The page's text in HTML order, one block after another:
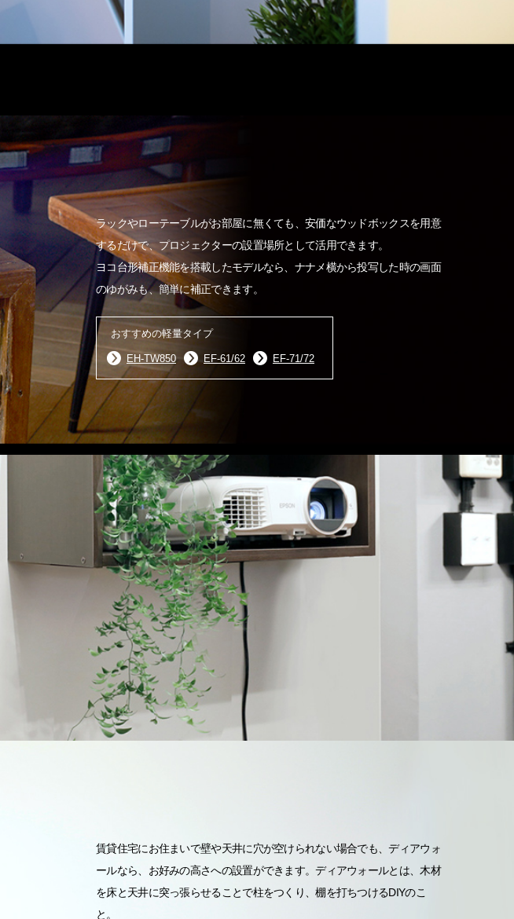
ラックやローテーブルがお部屋に無くても、安価なウッドボックスを用意
するだけで、プロジェクターの設置場所として活用できます。
ヨコ台形補正機能を搭載したモデルなら、ナナメ横から投写した時の画面
のゆがみも、簡単に補正できます。
おすすめの軽量タイプ
EH-TW850 EF-61/62 EF-71/72
賃貸住宅にお住まいで壁や天井に穴が空けられない場合でも、ディアウォ
ールなら、お好みの高さへの設置ができます。ディアウォールとは、木材
を床と天井に突っ張らせることで柱をつくり、棚を打ちつけるDIYのこ
と。